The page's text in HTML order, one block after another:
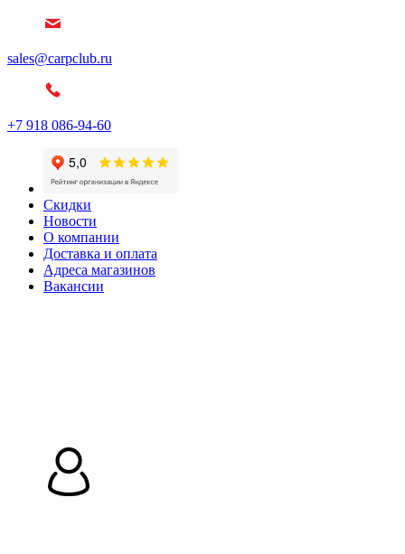
sales@carpclub.ru
+7 918 086-94-60
Скидки
Новости
О компании
Доставка и оплата
Адреса магазинов
Вакансии